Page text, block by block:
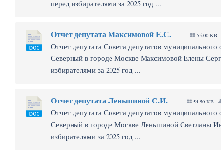
перед избирателями за 2025 год ...
Отчет депутата Максимовой Е.С. 55.00 KB
Отчет депутата Совета депутатов муниципального
Северный в городе Москве Максимовой Елены
избирателями за 2025 год ...
Отчет депутата Леньшиной С.И. 54.50 KB
Отчет депутата Совета депутатов муниципального
Северный в городе Москве Леньшиной Светланы
избирателями за 2025 год ...